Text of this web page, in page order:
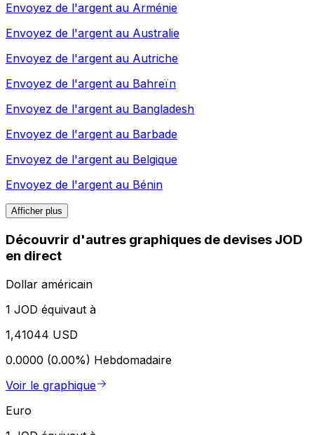
Envoyez de l'argent au Arménie
Envoyez de l'argent au Australie
Envoyez de l'argent au Autriche
Envoyez de l'argent au Bahreïn
Envoyez de l'argent au Bangladesh
Envoyez de l'argent au Barbade
Envoyez de l'argent au Belgique
Envoyez de l'argent au Bénin
Afficher plus
Découvrir d'autres graphiques de devises JOD
en direct
Dollar américain
1 JOD équivaut à
1,41044 USD
0.0000 (0.00%) Hebdomadaire
Voir le graphique
Euro